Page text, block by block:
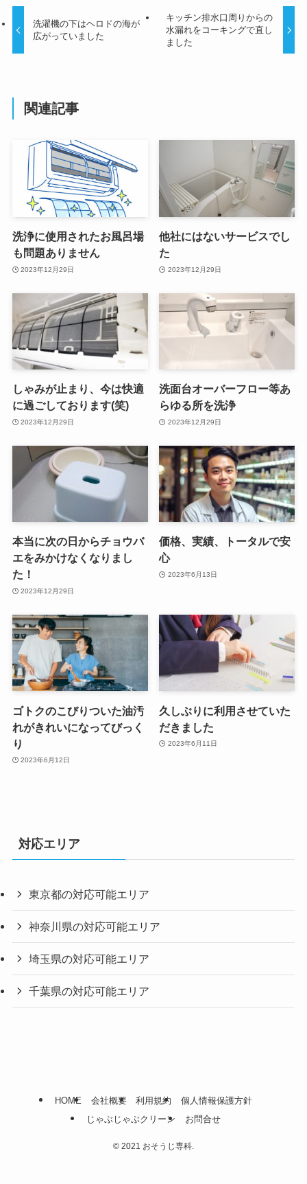
洗濯機の下はヘロドの海が
広がっていました
キッチン排水口周りからの
水漏れをコーキングで直し
ました
関連記事
洗浄に使用されたお風呂場
も問題ありません
2023年12月29日
他社にはないサービスでし
た
2023年12月29日
しゃみが止まり、今は快適
に過ごしております(笑)
2023年12月29日
洗面台オーバーフロー等あ
らゆる所を洗浄
2023年12月29日
本当に次の日からチョウバ
エをみかけなくなりまし
た！
2023年12月29日
価格、実績、トータルで安
心
2023年6月13日
ゴトクのこびりついた油汚
れがきれいになってびっく
り
2023年6月12日
久しぶりに利用させていた
だきました
2023年6月11日
対応エリア
東京都の対応可能エリア
神奈川県の対応可能エリア
埼玉県の対応可能エリア
千葉県の対応可能エリア
HOME 会社概要 利用規約
個人情報保護方針
じゃぶじゃぶクリーン
お問合せ
© 2021 おそうじ専科.